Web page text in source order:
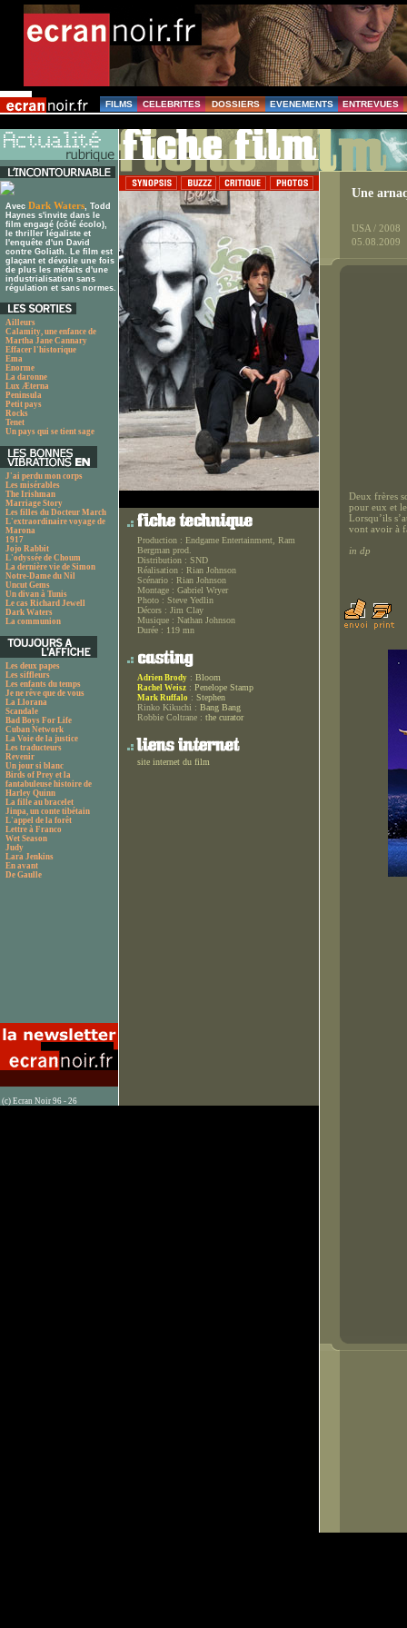
FILMS CELEBRITES DOSSIERS EVENEMENTS ENTREVUES
Avec Dark Waters, Todd
Haynes s'invite dans le
film engagé (côté écolo),
le thriller légaliste et
l'enquête d'un David
contre Goliath. Le film est
glaçant et dévoile une fois
de plus les méfaits d'une
industrialisation sans
régulation et sans normes.
Ailleurs
Calamity, une enfance de
Martha Jane Cannary
Effacer l'historique
Ema
Enorme
La daronne
Lux Æterna
Peninsula
Petit pays
Rocks
Tenet
Un pays qui se tient sage
J'ai perdu mon corps
Les misérables
The Irishman
Marriage Story
Les filles du Docteur March
L'extraordinaire voyage de
Marona
1917
Jojo Rabbit
L'odyssée de Choum
La dernière vie de Simon
Notre-Dame du Nil
Uncut Gems
Un divan à Tunis
Le cas Richard Jewell
Dark Waters
La communion
Les deux papes
Les siffleurs
Les enfants du temps
Je ne rêve que de vous
La Llorana
Scandale
Bad Boys For Life
Cuban Network
La Voie de la justice
Les traducteurs
Revenir
Un jour si blanc
Birds of Prey et la
fantabuleuse histoire de
Harley Quinn
La fille au bracelet
Jinpa, un conte tibétain
L'appel de la forêt
Lettre à Franco
Wet Season
Judy
Lara Jenkins
En avant
De Gaulle
(c) Ecran Noir 96 - 26
Production : Endgame Entertainment, Ram
Bergman prod.
Distribution : SND
Réalisation : Rian Johnson
Scénario : Rian Johnson
Montage : Gabriel Wryer
Photo : Steve Yedlin
Décors : Jim Clay
Musique : Nathan Johnson
Durée : 119 mn
Adrien Brody : Bloom
Rachel Weisz : Penelope Stamp
Mark Ruffalo : Stephen
Rinko Kikuchi : Bang Bang
Robbie Coltrane : the curator
site internet du film
Une
USA / 2008
05.08.2009
Deux frères
pour eux et
Lorsqu’ils
vont avoir à
in dp